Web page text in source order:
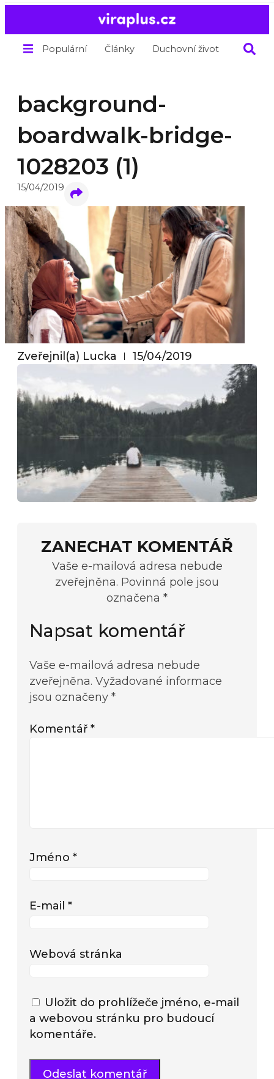
Populární Články Duchovní život O nás
background-
boardwalk-bridge-
1028203 (1)
15/04/2019
Zveřejnil(a) Lucka 15/04/2019
ZANECHAT KOMENTÁŘ
Vaše e-mailová adresa nebude
zveřejněna. Povinná pole jsou
označena *
Napsat komentář
Vaše e-mailová adresa nebude
zveřejněna. Vyžadované informace
jsou označeny *
Komentář *
Jméno *
E-mail *
Webová stránka
Uložit do prohlížeče jméno, e-mail
a webovou stránku pro budoucí
komentáře.